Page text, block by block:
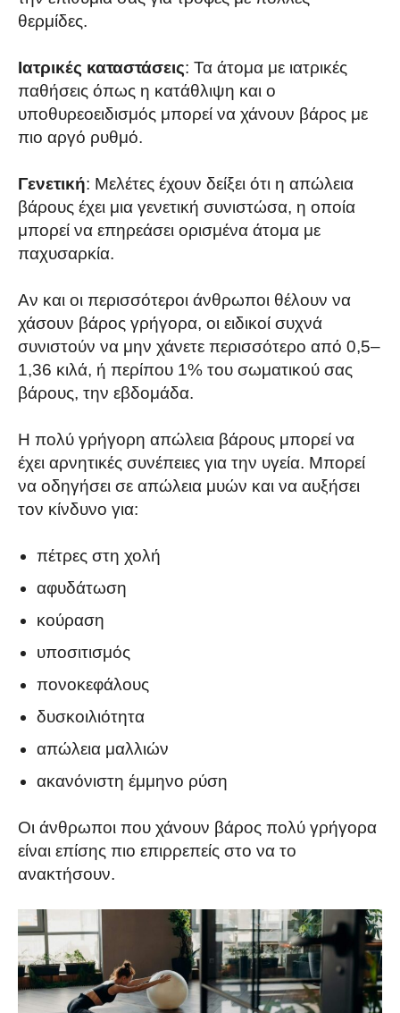
θερμίδες.
Ιατρικές καταστάσεις: Τα άτομα με ιατρικές
παθήσεις όπως η κατάθλιψη και ο
υποθυρεοειδισμός μπορεί να χάνουν βάρος με
πιο αργό ρυθμό.
Γενετική: Μελέτες έχουν δείξει ότι η απώλεια
βάρους έχει μια γενετική συνιστώσα, η οποία
μπορεί να επηρεάσει ορισμένα άτομα με
παχυσαρκία.
Αν και οι περισσότεροι άνθρωποι θέλουν να
χάσουν βάρος γρήγορα, οι ειδικοί συχνά
συνιστούν να μην χάνετε περισσότερο από 0,5–
1,36 κιλά, ή περίπου 1% του σωματικού σας
βάρους, την εβδομάδα.
Η πολύ γρήγορη απώλεια βάρους μπορεί να
έχει αρνητικές συνέπειες για την υγεία. Μπορεί
να οδηγήσει σε απώλεια μυών και να αυξήσει
τον κίνδυνο για:
πέτρες στη χολή
αφυδάτωση
κούραση
υποσιτισμός
πονοκεφάλους
δυσκοιλιότητα
απώλεια μαλλιών
ακανόνιστη έμμηνο ρύση
Οι άνθρωποι που χάνουν βάρος πολύ γρήγορα
είναι επίσης πιο επιρρεπείς στο να το
ανακτήσουν.